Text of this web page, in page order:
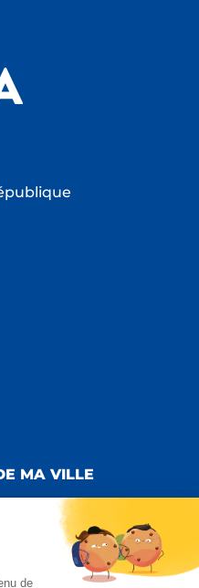
MA VILLE
| Réalisation
de